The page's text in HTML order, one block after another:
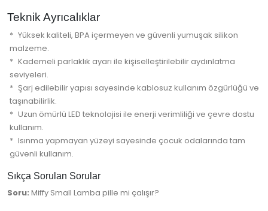
Teknik Ayrıcalıklar
Yüksek kaliteli, BPA içermeyen ve güvenli yumuşak silikon
malzeme.
Kademeli parlaklık ayarı ile kişiselleştirilebilir aydınlatma
seviyeleri.
Şarj edilebilir yapısı sayesinde kablosuz kullanım özgürlüğü ve
taşınabilirlik.
Uzun ömürlü LED teknolojisi ile enerji verimliliği ve çevre dostu
kullanım.
Isınma yapmayan yüzeyi sayesinde çocuk odalarında tam
güvenli kullanım.
Sıkça Sorulan Sorular
Soru: Miffy Small Lamba pille mi çalışır?